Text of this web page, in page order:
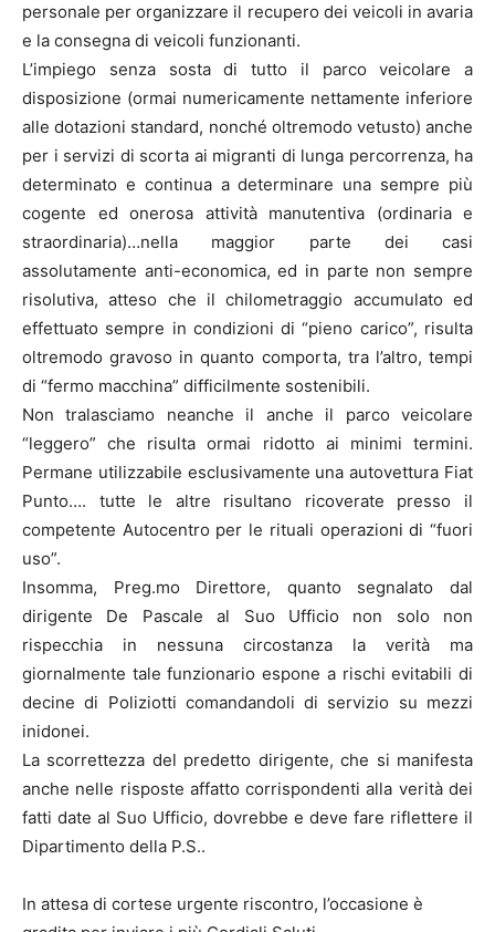
personale per organizzare il recupero dei veicoli in avaria
e la consegna di veicoli funzionanti.
L’impiego senza sosta di tutto il parco veicolare a
disposizione (ormai numericamente nettamente inferiore
alle dotazioni standard, nonché oltremodo vetusto) anche
per i servizi di scorta ai migranti di lunga percorrenza, ha
determinato e continua a determinare una sempre più
cogente ed onerosa attività manutentiva (ordinaria e
straordinaria)…nella maggior parte dei casi
assolutamente anti-economica, ed in parte non sempre
risolutiva, atteso che il chilometraggio accumulato ed
effettuato sempre in condizioni di “pieno carico”, risulta
oltremodo gravoso in quanto comporta, tra l’altro, tempi
di “fermo macchina” difficilmente sostenibili.
Non tralasciamo neanche il anche il parco veicolare
“leggero” che risulta ormai ridotto ai minimi termini.
Permane utilizzabile esclusivamente una autovettura Fiat
Punto…. tutte le altre risultano ricoverate presso il
competente Autocentro per le rituali operazioni di “fuori
uso”.
Insomma, Preg.mo Direttore, quanto segnalato dal
dirigente De Pascale al Suo Ufficio non solo non
rispecchia in nessuna circostanza la verità ma
giornalmente tale funzionario espone a rischi evitabili di
decine di Poliziotti comandandoli di servizio su mezzi
inidonei.
La scorrettezza del predetto dirigente, che si manifesta
anche nelle risposte affatto corrispondenti alla verità dei
fatti date al Suo Ufficio, dovrebbe e deve fare riflettere il
Dipartimento della P.S..
In attesa di cortese urgente riscontro, l’occasione è